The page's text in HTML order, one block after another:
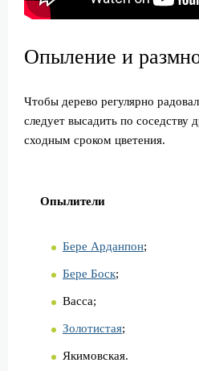
Опыление и
Чтобы дерево регулярно
следует высадить по соседству
сходным сроком цветения.
Опылители
Бере Арданпон;
Бере Боск;
Васса;
Золотистая;
Якимовская.